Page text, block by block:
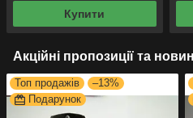
Купити
Акційні пропозиції та
Топ продажів
–13%
Подарунок